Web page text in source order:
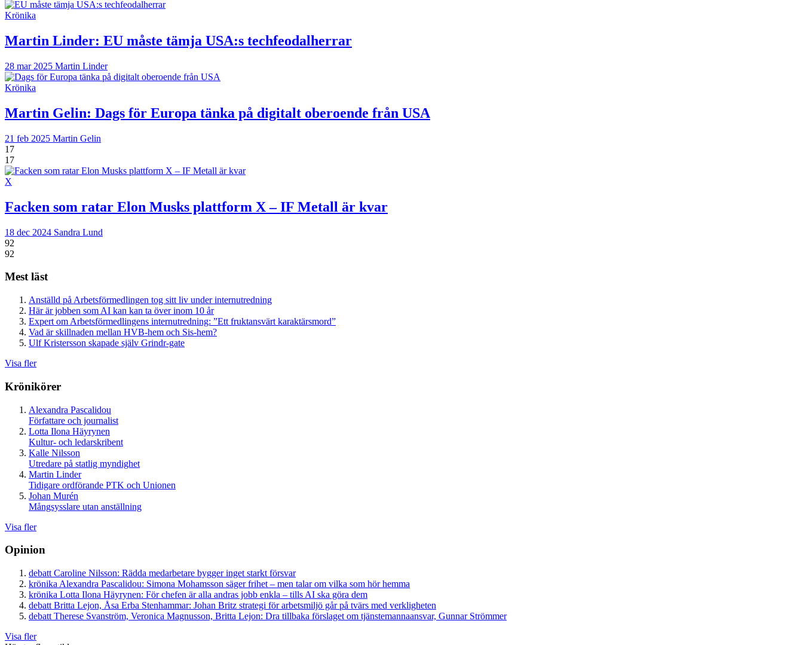
Krönika
Martin Linder: EU måste tämja USA:s techfeodalherrar
28 mar 2025 Martin Linder
Krönika
Martin Gelin: Dags för Europa tänka på digitalt oberoende från USA
21 feb 2025 Martin Gelin
17
17
X
Facken som ratar Elon Musks plattform X – IF Metall är kvar
18 dec 2024 Sandra Lund
92
92
Mest läst
Anställd på Arbetsförmedlingen tog sitt liv under internutredning
Här är jobben som AI kan kan ta över inom 10 år
Expert om Arbetsförmedlingens internutredning: ”Ett fruktansvärt karaktärsmord”
Vad är skillnaden mellan HVB-hem och Sis-hem?
Ulf Kristersson skapade själv Grindr-gate
Visa fler
Krönikörer
Alexandra Pascalidou
Författare och journalist
Lotta Ilona Häyrynen
Kultur- och ledarskribent
Kalle Nilsson
Utredare på statlig myndighet
Martin Linder
Tidigare ordförande PTK och Unionen
Johan Murén
Mångsysslare utan anställning
Visa fler
Opinion
debatt Caroline Nilsson: Rädda medarbetare bygger inget starkt försvar
krönika Alexandra Pascalidou: Simona Mohamsson säger frihet – men talar om vilka som hör hemma
krönika Lotta Ilona Häyrynen: För chefen är alla andras jobb enkla – tills AI ska göra dem
debatt Britta Lejon, Åsa Erba Stenhammar: Johan Britz strategi för arbetsmiljö går på tvärs med verkligheten
debatt Therese Svanström, Veronica Magnusson, Britta Lejon: Dra tillbaka förslaget om tjänstemannaansvar, Gunnar Strömmer
Visa fler